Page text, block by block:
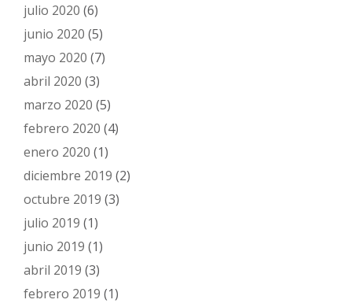
julio 2020 (6)
junio 2020 (5)
mayo 2020 (7)
abril 2020 (3)
marzo 2020 (5)
febrero 2020 (4)
enero 2020 (1)
diciembre 2019 (2)
octubre 2019 (3)
julio 2019 (1)
junio 2019 (1)
abril 2019 (3)
febrero 2019 (1)